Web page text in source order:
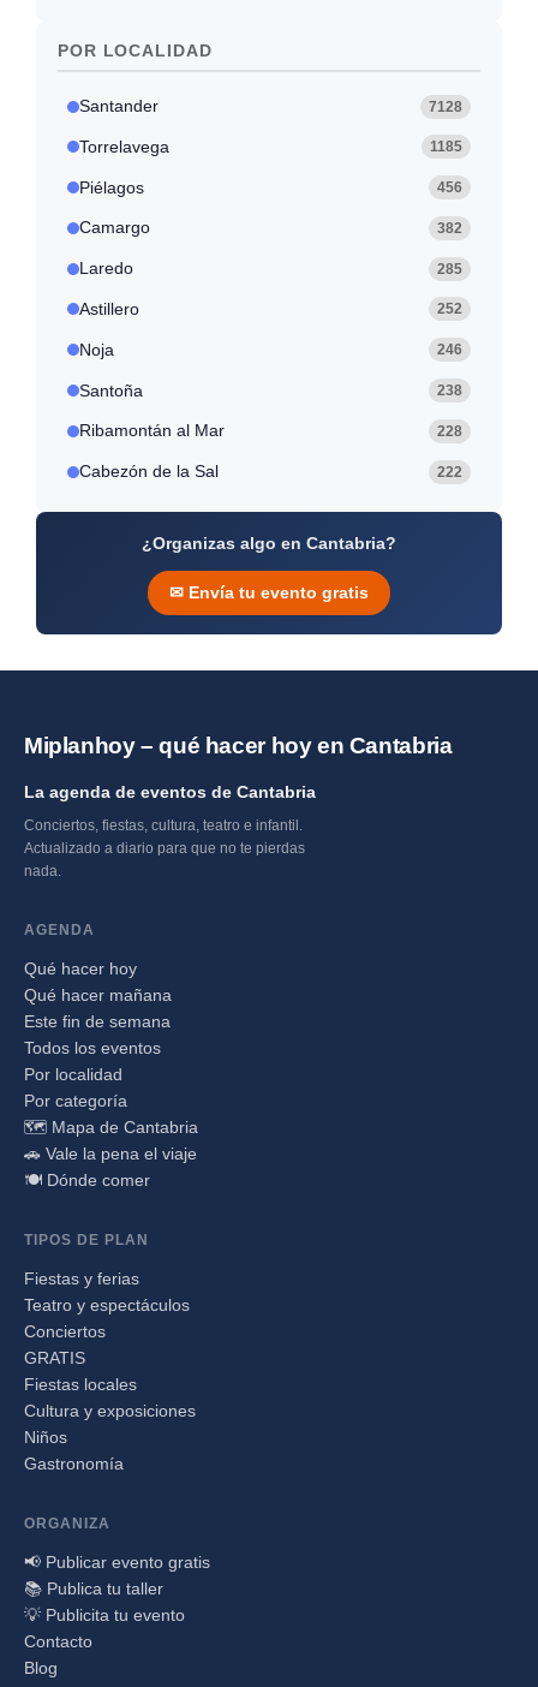
POR LOCALIDAD
Santander 7128
Torrelavega 1185
Piélagos 456
Camargo 382
Laredo 285
Astillero 252
Noja 246
Santoña 238
Ribamontán al Mar 228
Cabezón de la Sal 222
¿Organizas algo en Cantabria?
✉ Envía tu evento gratis
Miplanhoy – qué hacer hoy en Cantabria
La agenda de eventos de Cantabria
Conciertos, fiestas, cultura, teatro e infantil.
Actualizado a diario para que no te pierdas
nada.
AGENDA
Qué hacer hoy
Qué hacer mañana
Este fin de semana
Todos los eventos
Por localidad
Por categoría
🗺️ Mapa de Cantabria
🚗 Vale la pena el viaje
🍽️ Dónde comer
TIPOS DE PLAN
Fiestas y ferias
Teatro y espectáculos
Conciertos
GRATIS
Fiestas locales
Cultura y exposiciones
Niños
Gastronomía
ORGANIZA
📢 Publicar evento gratis
📚 Publica tu taller
💡 Publicita tu evento
Contacto
Blog